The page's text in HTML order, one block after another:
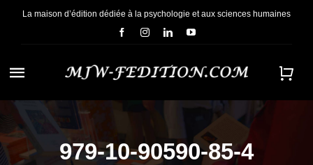
PasserLa maison d’édition dédiée à la psychologie et aux sciences humaines
Navigation
à
bascule
ACCUEIL
NOUS CONNAÎTRE
979-10-90590-85-4